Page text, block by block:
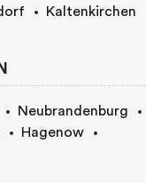
Kaltenkirchen
Neubrandenburg
Hagenow